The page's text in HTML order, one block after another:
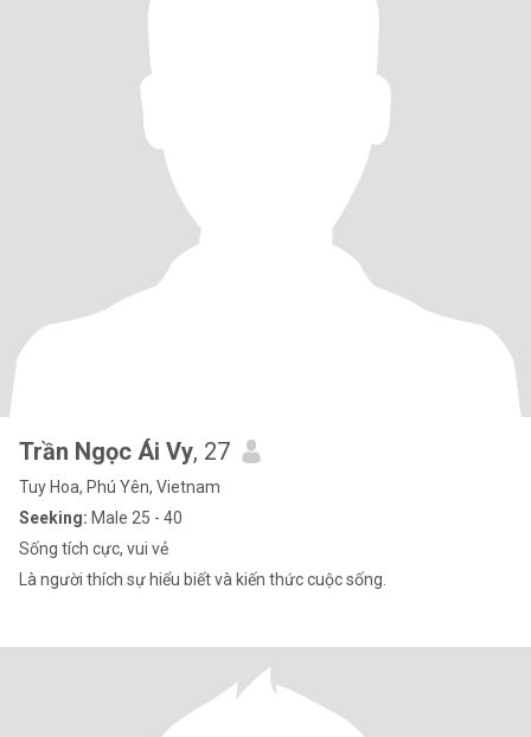
Trần Ngọc Ái Vy, 27
Tuy Hoa, Phú Yên, Vietnam
Seeking: Male 25 - 40
Sống tích cực, vui vẻ
Là người thích sự hiểu biết và kiến thức cuộc sống.